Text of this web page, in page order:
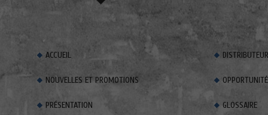
ACCUEIL
NOUVELLES ET PROMOTIONS
PRÉSENTATION GLOSSAIRE